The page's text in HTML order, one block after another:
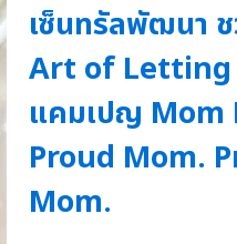
เซ็นทรัลพัฒนา
Art of Letting
แคมเปญ Mom
Proud Mom.
Mom.